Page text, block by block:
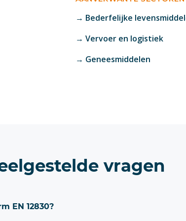
→ Bederfelijke
→ Vervoer en logistiek
→ Geneesmiddelen
vragen
EN 12830?